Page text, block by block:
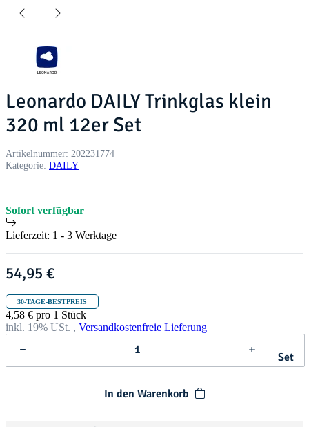
Leonardo DAILY Trinkglas klein
320 ml 12er Set
Artikelnummer: 202231774
Kategorie: DAILY
Sofort verfügbar
Lieferzeit: 1 - 3 Werktage
54,95 €
30-TAGE-BESTPREIS
4,58 € pro 1 Stück
inkl. 19% USt. , Versandkostenfreie Lieferung
Set
In den Warenkorb